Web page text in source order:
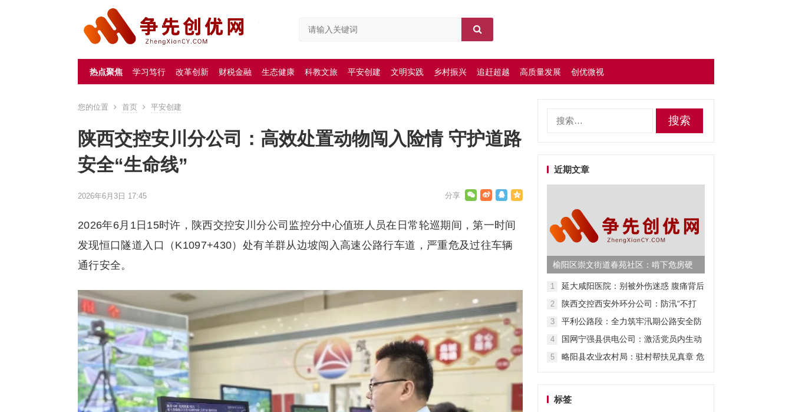
热点聚焦 学习笃行 改革创新 财税金融 生态健康 科教文旅 平安创建 文明实践 乡村振兴 追赶超越 高质量发展 创优微视
您的位置 首页 平安创建
陕西交控安川分公司：高效处置动物闯入险情 守护道路
安全“生命线”
2026年6月3日 17:45
2026年6月1日15时许，陕西交控安川分公司监控分中心值班人员在日常轮巡期间，第一时间
发现恒口隧道入口（K1097+430）处有羊群从边坡闯入高速公路行车道，严重危及过往车辆
通行安全。
近期文章
榆阳区崇文街道春苑社区：啃下危房硬
骨头 守护群“众头顶上的安...
1
延大咸阳医院：别被外伤迷惑 腹痛背后
2
陕西交控西安外环分公司：防汛“不打
3
平利公路段：全力筑牢汛期公路安全防
4
国网宁强县供电公司：激活党员内生动
5
略阳县农业农村局：驻村帮扶见真章 危
标签